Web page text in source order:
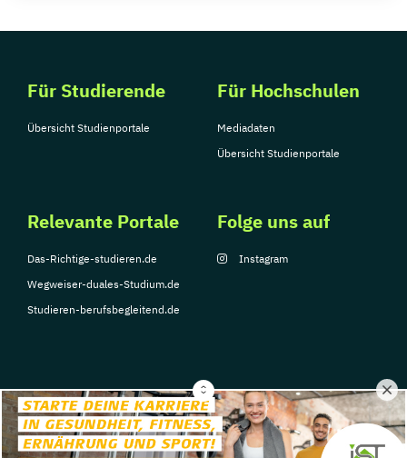
Für Studierende
Übersicht Studienportale
Für Hochschulen
Mediadaten
Übersicht Studienportale
Relevante Portale
Das-Richtige-studieren.de
Wegweiser-duales-Studium.de
Studieren-berufsbegleitend.de
Folge uns auf
Instagram
© Copyright 2026, TarGroup Media GmbH
Impressum
Datenschutzerklärung Nutzungsbedingungen